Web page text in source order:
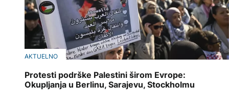
AKTUELNO
Protesti podrške Palestini širom Evrope:
Okupljanja u Berlinu, Sarajevu, Stockholmu